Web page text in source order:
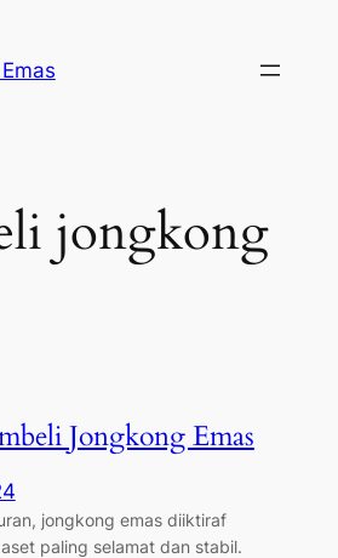
jongkong
Jongkong Emas
jongkong emas diiktiraf
paling selamat dan stabil.